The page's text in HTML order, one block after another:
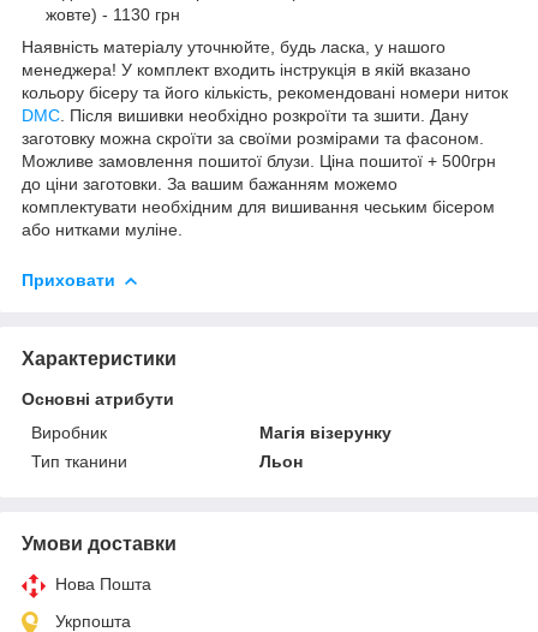
жовте) - 1130 грн
Наявність матеріалу уточнюйте, будь ласка, у нашого
менеджера! У комплект входить інструкція в якій вказано
кольору бісеру та його кількість, рекомендовані номери ниток
DMC . Після вишивки необхідно розкроїти та зшити. Дану
заготовку можна скроїти за своїми розмірами та фасоном.
Можливе замовлення пошитої блузи. Ціна пошитої + 500грн
до ціни заготовки. За вашим бажанням можемо
комплектувати необхідним для вишивання чеським бісером
або нитками муліне.
Приховати
Характеристики
Основні атрибути
Виробник
Магія візерунку
Тип тканини
Льон
Умови доставки
Нова Пошта
Укрпошта